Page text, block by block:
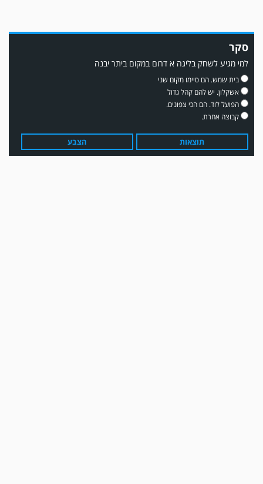
משחק אימון: שדרות גברה על מ.ס. דימונה 1-4.
סקר
למי מגיע לשחק בליגה א דרום במקום ביתר יבנה
בית שמש. הם סיימו מקום שני
אשקלון. יש להם קהל גדול
הפועל לוד. הם הכי צפונים.
קבוצה אחרת.
תוצאות הצבע